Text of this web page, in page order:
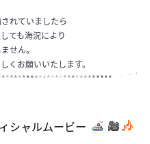
れていましたら
ても海況により
せん。
くお願いいたします。
シャルムービー